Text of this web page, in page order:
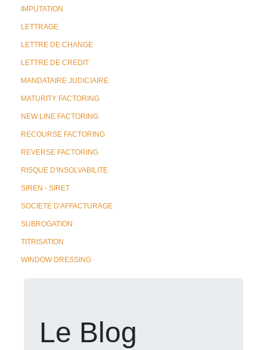
IMPUTATION
LETTRAGE
LETTRE DE CHANGE
LETTRE DE CREDIT
MANDATAIRE JUDICIAIRE
MATURITY FACTORING
NEW LINE FACTORING
RECOURSE FACTORING
REVERSE FACTORING
RISQUE D'INSOLVABILITE
SIREN - SIRET
SOCIETE D'AFFACTURAGE
SUBROGATION
TITRISATION
WINDOW DRESSING
Le Blog